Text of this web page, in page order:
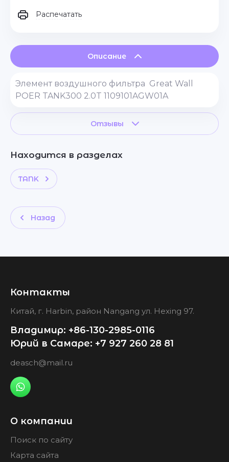
Распечатать
Описание
Элемент воздушного фильтра Great Wall
POER TANK300 2.0T 1109101AGW01A
Отзывы
Находится в разделах
TANK
Назад
Контакты
Китай, г. Harbin, район Nangang ул. Hexing 97.
Владимир: +86-130-2985-0116
Юрий в Самаре: +7 927 260 28 81
deasch@mail.ru
О компании
Поиск по сайту
Карта сайта